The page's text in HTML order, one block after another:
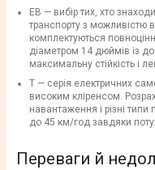
EB — вибір тих, хто
транспорту з можливістю
комплектуються
діаметром 14 дюймів із
максимальну стійкість і
T — серія електричних
високим кліренсом.
навантаження і різні
до 45 км/год завдяки
Переваги й